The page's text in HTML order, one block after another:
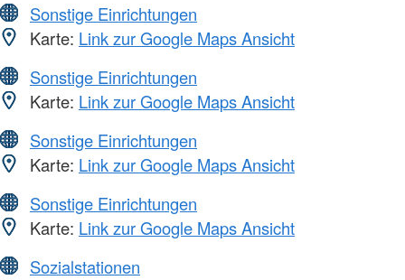
Sonstige Einrichtungen
Karte: Link zur Google Maps Ansicht
Sonstige Einrichtungen
Karte: Link zur Google Maps Ansicht
Sonstige Einrichtungen
Karte: Link zur Google Maps Ansicht
Sonstige Einrichtungen
Karte: Link zur Google Maps Ansicht
Sozialstationen